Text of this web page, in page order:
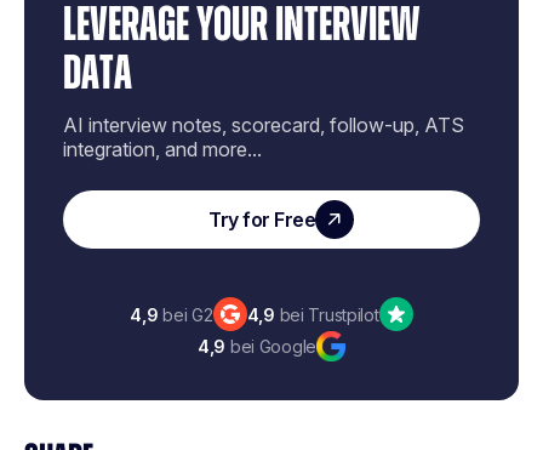
LEVERAGE YOUR INTERVIEW
DATA
AI interview notes, scorecard, follow-up, ATS
integration, and more...
Try for Free
4,9 bei G2 4,9 bei Trustpilot
4,9 bei Google